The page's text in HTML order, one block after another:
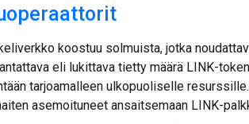
koostuu solmuista, jotka
eli lukittava tietty määrä LINK-
tarjoamalleen ulkopuoliselle
asemoituneet ansaitsemaan LINK-